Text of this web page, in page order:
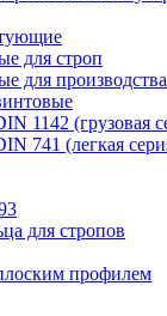
для строп
для
1142 (грузовая
741 (легкая
для стропов
профилем